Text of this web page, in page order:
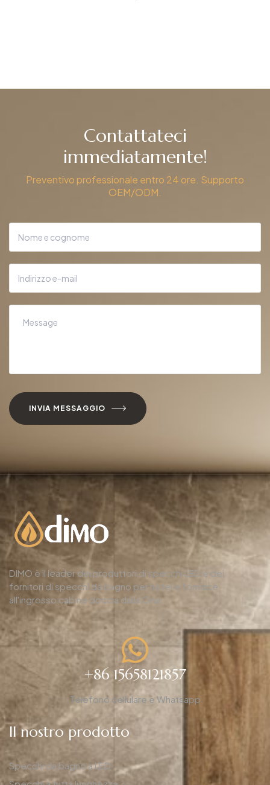
Contattateci
immediatamente!
Preventivo professionale entro 24 ore. Supporto
OEM/ODM.
INVIA MESSAGGIO
DIMO è il leader dei produttori di specchi LED e dei
fornitori di specchi da bagno per hotel e fornisce
all'ingrosso cabine doccia dalla Cina.
+86 15658121857
Telefono cellulare e Whatsapp
Il nostro prodotto
Specchi da bagno a LED